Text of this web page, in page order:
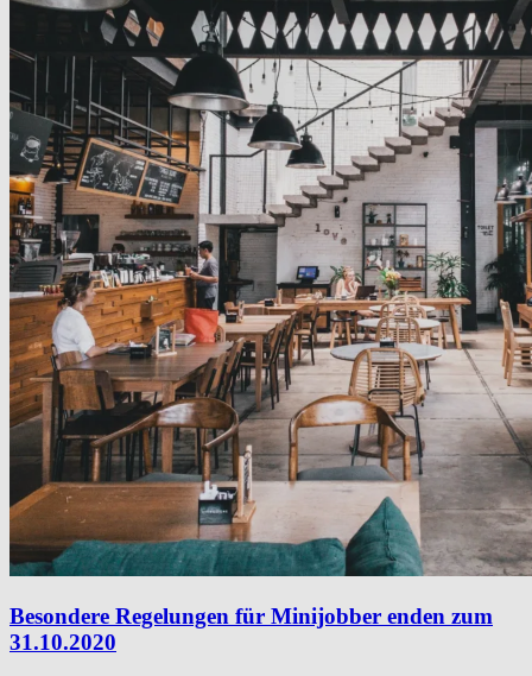
Besondere Regelungen für Minijobber enden zum
31.10.2020